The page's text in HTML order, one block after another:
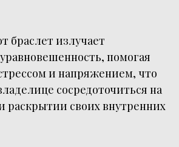
браслет излучает
помогая
и напряжением, что
сосредоточиться на
раскрытии своих внутренних